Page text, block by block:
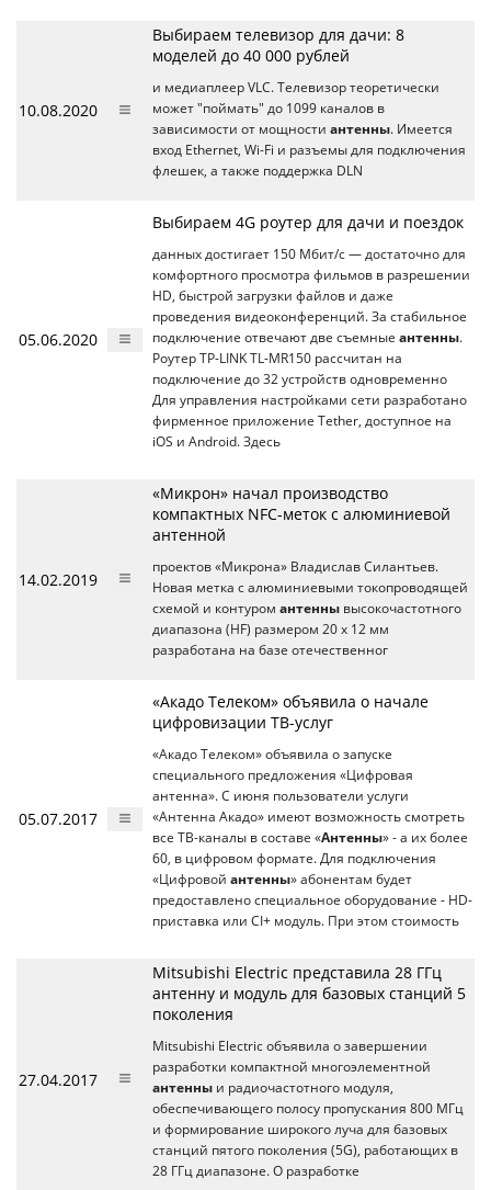
10.08.2020
Выбираем телевизор для дачи: 8
моделей до 40 000 рублей
и медиаплеер VLC. Телевизор теоретически
может "поймать" до 1099 каналов в
зависимости от мощности антенны. Имеется
вход Ethernet, Wi-Fi и разъемы для подключения
флешек, а также поддержка DLN
05.06.2020
Выбираем 4G роутер для дачи и поездок
данных достигает 150 Мбит/с — достаточно для
комфортного просмотра фильмов в разрешении
HD, быстрой загрузки файлов и даже
проведения видеоконференций. За стабильное
подключение отвечают две съемные антенны.
Роутер TP-LINK TL-MR150 рассчитан на
подключение до 32 устройств одновременно
Для управления настройками сети разработано
фирменное приложение Tether, доступное на
iOS и Android. Здесь
14.02.2019
«Микрон» начал производство
компактных NFC-меток с алюминиевой
антенной
проектов «Микрона» Владислав Силантьев.
Новая метка с алюминиевыми токопроводящей
схемой и контуром антенны высокочастотного
диапазона (HF) размером 20 х 12 мм
разработана на базе отечественног
05.07.2017
«Акадо Телеком» объявила о начале
цифровизации ТВ-услуг
«Акадо Телеком» объявила о запуске
специального предложения «Цифровая
антенна». С июня пользователи услуги
«Антенна Акадо» имеют возможность смотреть
все ТВ-каналы в составе «Антенны» - а их более
60, в цифровом формате. Для подключения
«Цифровой антенны» абонентам будет
предоставлено специальное оборудование - HD-
приставка или CI+ модуль. При этом стоимость
27.04.2017
Mitsubishi Electric представила 28 ГГц
антенну и модуль для базовых станций 5
поколения
Mitsubishi Electric объявила о завершении
разработки компактной многоэлементной
антенны и радиочастотного модуля,
обеспечивающего полосу пропускания 800 МГц
и формирование широкого луча для базовых
станций пятого поколения (5G), работающих в
28 ГГц диапазоне. О разработке